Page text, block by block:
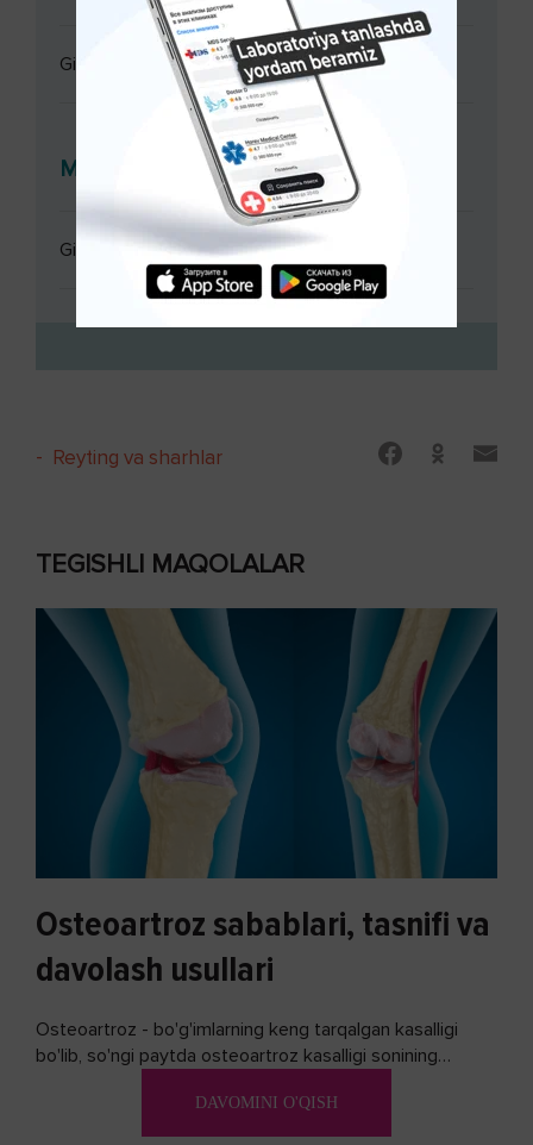
Ginekolog konsultatsiyasi
Muolajalar
Ginekolog konsultatsiyasi
- Reyting va sharhlar
TEGISHLI MAQOLALAR
Osteoartroz sabablari, tasnifi va
davolash usullari
Osteoartroz - bo'g'imlarning keng tarqalgan kasalligi
bo'lib, so'ngi paytda osteoartroz kasalligi sonining
DAVOMINI O'QISH